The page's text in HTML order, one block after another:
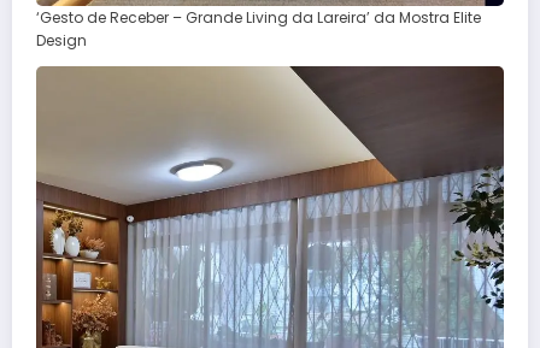
‘Gesto de Receber – Grande Living da Lareira’ da Mostra Elite
Design